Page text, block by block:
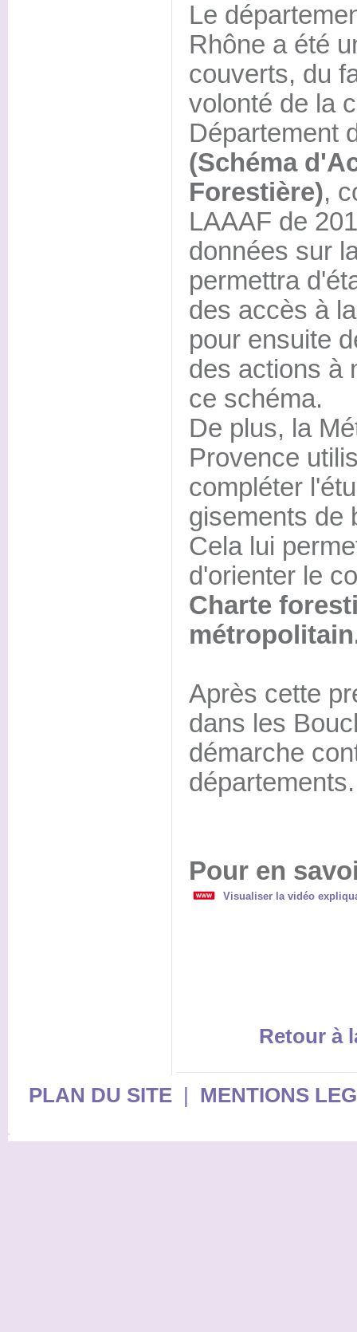
Le
Rhône a été
couverts, du
volonté de la
Département
(Schéma
Forestière),
LAAAF de
données sur
permettra
des accès à
pour ensuite
des actions à
ce schéma.
De plus, la
Provence
compléter
gisements de
Cela lui
d'orienter le
Charte
Après cette
dans les
démarche
départements.
Pour en
Visualiser la vidéo
Retour à
PLAN DU SITE| MENTIONS